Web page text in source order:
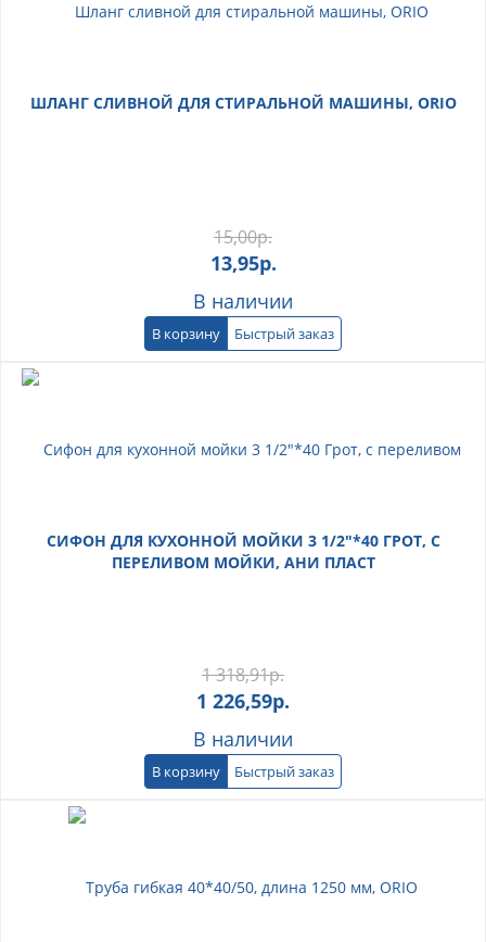
ШЛАНГ СЛИВНОЙ ДЛЯ СТИРАЛЬНОЙ МАШИНЫ, ORIO
15,00р.
13,95р.
В наличии
В корзину Быстрый заказ
СИФОН ДЛЯ КУХОННОЙ МОЙКИ 3 1/2"*40 ГРОТ, С
ПЕРЕЛИВОМ МОЙКИ, АНИ ПЛАСТ
1 318,91р.
1 226,59р.
В наличии
В корзину Быстрый заказ